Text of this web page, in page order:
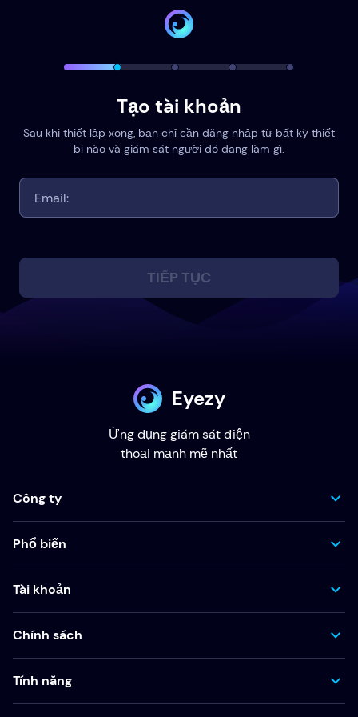
Tạo tài khoản
Sau khi thiết lập xong, bạn chỉ cần đăng nhập từ bất kỳ thiết
bị nào và giám sát người đó đang làm gì.
TIẾP TỤC
Eyezy
Ứng dụng giám sát điện
thoại mạnh mẽ nhất
Công ty
Phổ biến
Tài khoản
Chính sách
Tính năng